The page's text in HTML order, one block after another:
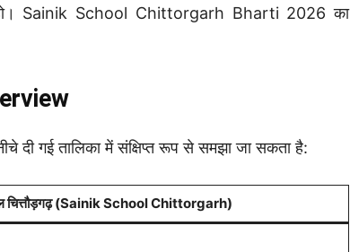
न हो। Sainik School Chittorgarh Bharti 2026 का
गई तालिका में संक्षिप्त रूप से समझा जा सकता है:
चित्तौड़गढ़ (Sainik School Chittorgarh)